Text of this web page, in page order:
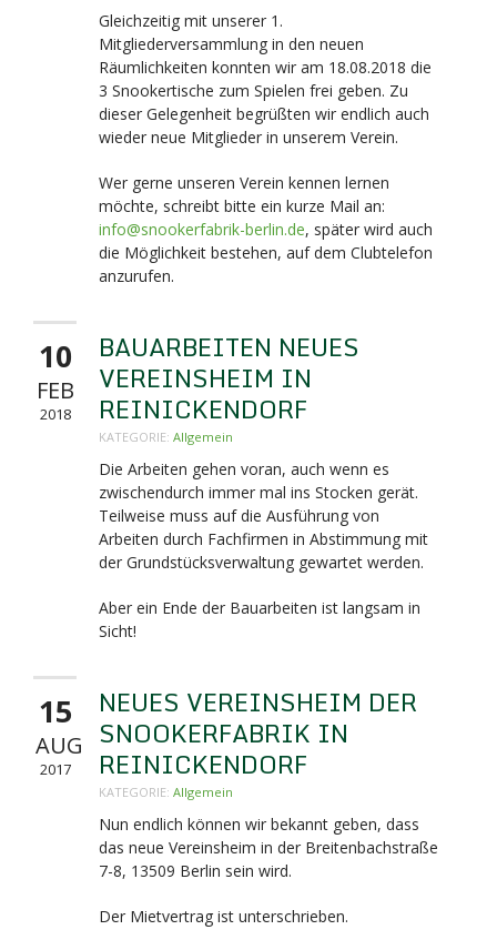
Gleichzeitig mit unserer 1.
Mitgliederversammlung in den neuen
Räumlichkeiten konnten wir am 18.08.2018 die
3 Snookertische zum Spielen frei geben. Zu
dieser Gelegenheit begrüßten wir endlich auch
wieder neue Mitglieder in unserem Verein.
Wer gerne unseren Verein kennen lernen
möchte, schreibt bitte ein kurze Mail an:
info@snookerfabrik-berlin.de, später wird auch
die Möglichkeit bestehen, auf dem Clubtelefon
anzurufen.
10
FEB
2018
BAUARBEITEN NEUES
VEREINSHEIM IN
REINICKENDORF
KATEGORIE: Allgemein
Die Arbeiten gehen voran, auch wenn es
zwischendurch immer mal ins Stocken gerät.
Teilweise muss auf die Ausführung von
Arbeiten durch Fachfirmen in Abstimmung mit
der Grundstücksverwaltung gewartet werden.
Aber ein Ende der Bauarbeiten ist langsam in
Sicht!
15
AUG
2017
NEUES VEREINSHEIM DER
SNOOKERFABRIK IN
REINICKENDORF
KATEGORIE: Allgemein
Nun endlich können wir bekannt geben, dass
das neue Vereinsheim in der Breitenbachstraße
7-8, 13509 Berlin sein wird.
Der Mietvertrag ist unterschrieben.